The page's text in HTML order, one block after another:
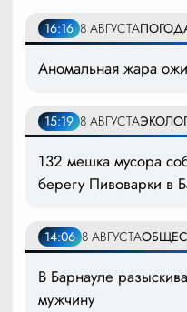
16:16 8 АВГУСТА
Аномальная жара
15:19 8 АВГУСТА
132 мешка мусора
берегу Пивоварки в
14:06 8 АВГУСТА
В Барнауле
мужчину